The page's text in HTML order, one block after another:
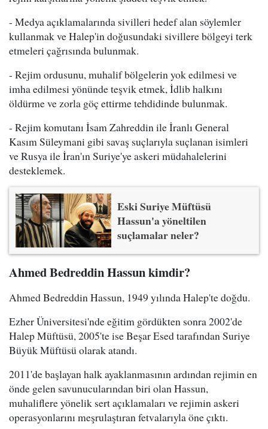
- Medya açıklamalarında sivilleri hedef alan söylemler
kullanmak ve Halep'in doğusundaki sivillere bölgeyi terk
etmeleri çağrısında bulunmak.
- Rejim ordusunu, muhalif bölgelerin yok edilmesi ve
imha edilmesi yönünde teşvik etmek, İdlib halkını
öldürme ve zorla göç ettirme tehdidinde bulunmak.
- Rejim komutanı İsam Zahreddin ile İranlı General
Kasım Süleymani gibi savaş suçlarıyla suçlanan isimleri
ve Rusya ile İran'ın Suriye'ye askeri müdahalelerini
desteklemek.
Eski Suriye Müftüsü
Hassun'a yöneltilen
suçlamalar neler?
Ahmed Bedreddin Hassun kimdir?
Ahmed Bedreddin Hassun, 1949 yılında Halep'te doğdu.
Ezher Üniversitesi'nde eğitim gördükten sonra 2002'de
Halep Müftüsü, 2005'te ise Beşar Esed tarafından Suriye
Büyük Müftüsü olarak atandı.
2011'de başlayan halk ayaklanmasının ardından rejimin en
önde gelen savunucularından biri olan Hassun,
muhaliflere yönelik sert açıklamaları ve rejimin askeri
operasyonlarını meşrulaştıran fetvalarıyla öne çıktı.